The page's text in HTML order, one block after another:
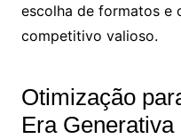
escolha de formatos e
competitivo valioso.
Otimização
Era Generativa